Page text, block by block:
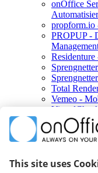
onOffice
propform.io
PROPUP -
Total
Vemeo -
Makrolage
Konto erstellen
Mehrwertsteuer
Abbuchungen